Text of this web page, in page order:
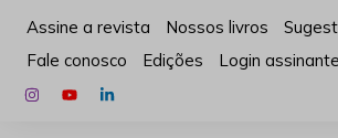
para
conteúdo
Assine a revista Nossos livros
Fale conosco
Edições Login